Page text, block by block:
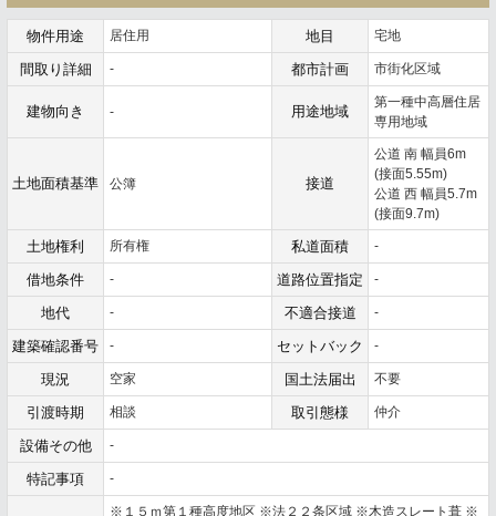
物件用途 居住用 地目 宅地
間取り詳細 - 都市計画 市街化区域
建物向き - 用途地域
第一種中高層住居
専用地域
土地面積基準 公簿 接道
公道 南 幅員6m
(接面5.55m)
公道 西 幅員5.7m
(接面9.7m)
土地権利 所有権 私道面積 -
借地条件 - 道路位置指定 -
地代 - 不適合接道 -
建築確認番号 - セットバック -
現況 空家 国土法届出 不要
引渡時期 相談 取引態様 仲介
設備その他 -
特記事項 -
※１５ｍ第１種高度地区 ※法２２条区域 ※木造スレート葺 ※